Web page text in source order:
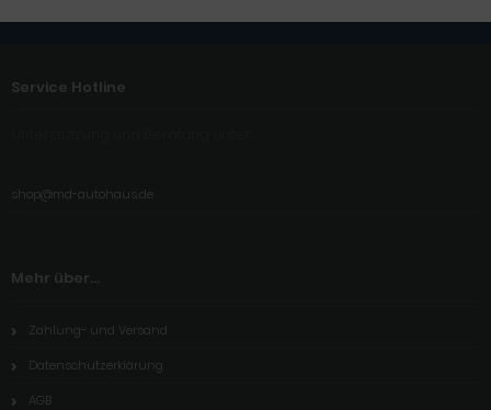
Service Hotline
shop@md-autohaus.de
Mehr über...
Zahlung- und Versand
Datenschutzerklärung
AGB